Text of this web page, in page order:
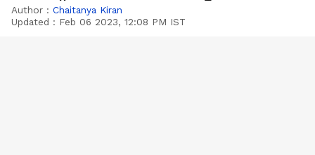
Author : Chaitanya Kiran
Updated : Feb 06 2023, 12:08 PM IST